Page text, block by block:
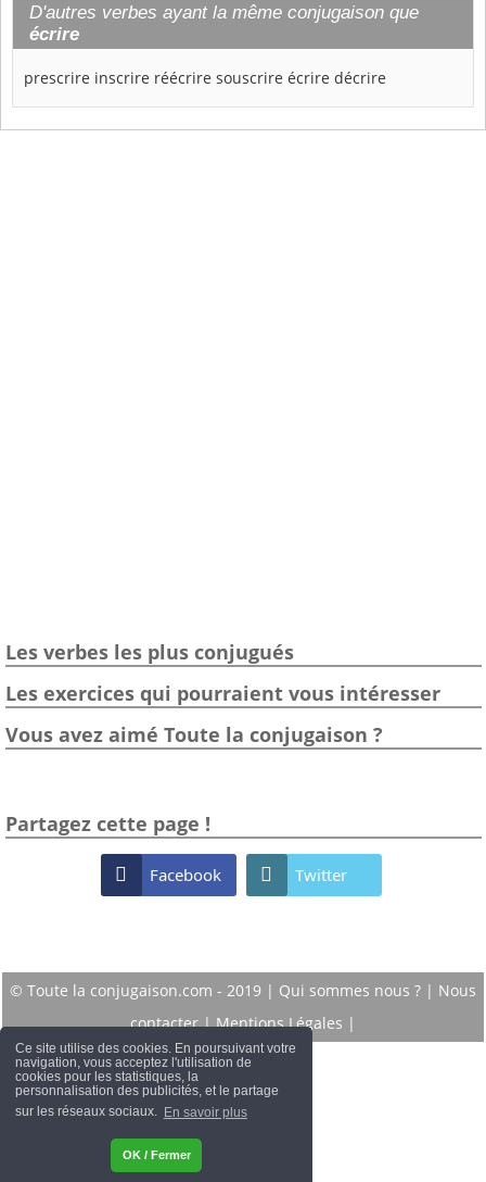
Ce site utilise des cookies. En poursuivant votre
navigation, vous acceptez l'utilisation de
cookies pour les statistiques, la
personnalisation des publicités, et le partage
sur les réseaux sociaux. En savoir plus
OK / Fermer
D'autres verbes ayant la même conjugaison que
écrire
prescrire inscrire réécrire souscrire écrire décrire
Les verbes les plus conjugués
Les exercices qui pourraient vous intéresser
Vous avez aimé Toute la conjugaison ?
Partagez cette page !
 Facebook  Twitter
© Toute la conjugaison.com - 2019 | Qui sommes nous ? | Nous
contacter|Mentions Légales |